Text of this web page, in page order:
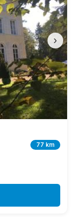
›
77 km